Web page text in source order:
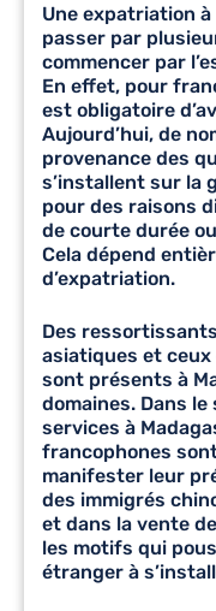
Une expatriation à
passer par
commencer par
En effet, pour
est obligatoire
Aujourd’hui, de
provenance des
s’installent sur la
pour des raisons
de courte durée
Cela dépend
d’expatriation.
Des
asiatiques et
sont présents à
domaines. Dans le
services à
francophones
manifester leur
des immigrés
et dans la vente
les motifs qui
étranger à